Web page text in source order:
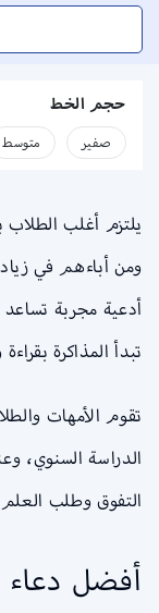
حجم الخط
صفير متوسط
يلتزم أغلب الطلاب
ومن أباءهم في
أدعية مجربة
تبدأ المذاكرة
تقوم الأمهات
الدراسة السنوي،
التفوق وطلب العلم
أفضل دعاء